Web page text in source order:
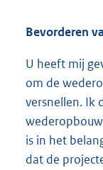
Bevorderen
U heeft mij
om de
versnellen. Ik
is in het
dat de